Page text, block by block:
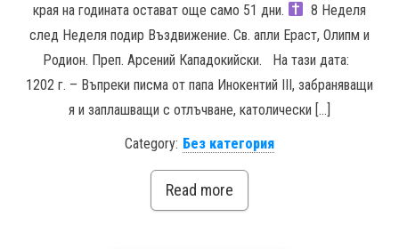
края на годината остават още само 51 дни.
8 Неделя
след Неделя подир Въздвижение. Св. апли Ераст, Олипм и
Родион. Преп. Арсений Кападокийски. На тази дата:
1202 г. – Въпреки писма от папа Инокентий III, забраняващи
я и заплашващи с отлъчване, католически […]
Category: Без категория
Read more